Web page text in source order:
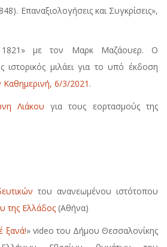
Επαναξιολογήσεις και Συγκρίσεις»,
1821» με τον Μαρκ Μαζάουερ. O
ιστορικός μιλάει για το υπό έκδοση
6/3/2021 .
Λιάκου για τους εορτασμούς της
του ανανεωμένου ιστότοπου
της Ελλάδος (Αθήνα)
ξανά!» video του Δήμου Θεσσαλονίκης